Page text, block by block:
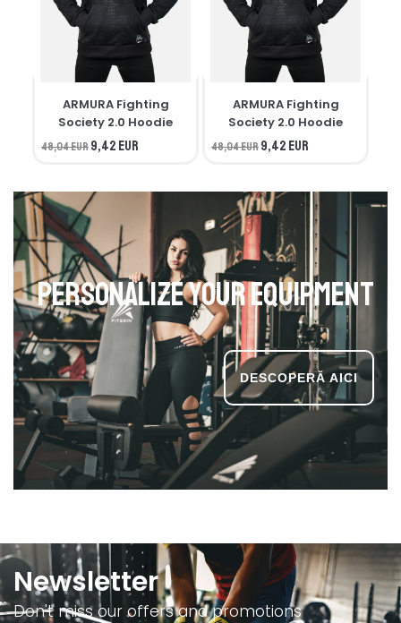
ARMURA Fighting
Society 2.0 Hoodie
48,04 EUR9,42 EUR
ARMURA Fighting
Society 2.0 Hoodie
48,04 EUR9,42 EUR
Personalize your equipment
Newsletter
Don't miss our offers and promotions